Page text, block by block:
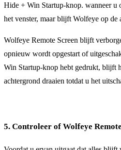
Hide + Win Startup-knop. wanneer
het venster, maar blijft Wolfeye op de
Wolfeye Remote Screen blijft
opnieuw wordt opgestart of
Win Startup-knop hebt gedrukt, blijft
achtergrond draaien totdat u het
5. Controleer of Wolfeye